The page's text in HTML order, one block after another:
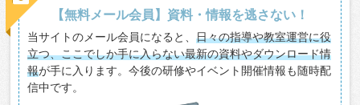
【無料メール会員】資料・情報を逃さない！
当サイトのメール会員になると、日々の指導や教室運営に役
立つ、ここでしか手に入らない最新の資料やダウンロード情
報が手に入ります。今後の研修やイベント開催情報も随時配
信中です。